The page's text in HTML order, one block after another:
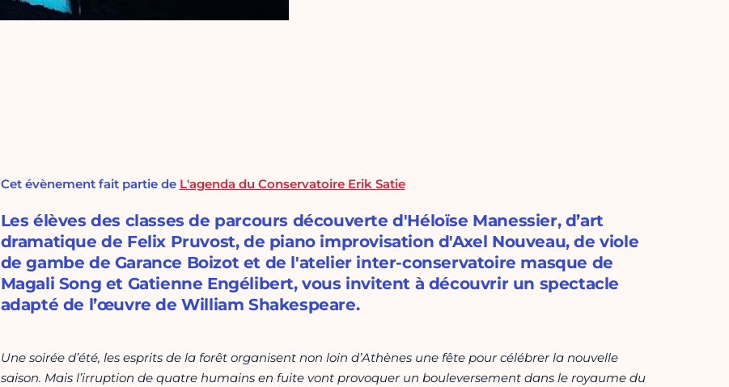
Cet évènement fait partie de L'agenda du Conservatoire Erik Satie
Les élèves des classes de parcours découverte d'Héloïse Manessier, d’art
dramatique de Felix Pruvost, de piano improvisation d'Axel Nouveau, de viole
de gambe de Garance Boizot et de l'atelier inter-conservatoire masque de
Magali Song et Gatienne Engélibert, vous invitent à découvrir un spectacle
adapté de l’œuvre de William Shakespeare.
Une soirée d’été, les esprits de la forêt organisent non loin d’Athènes une fête pour célébrer la nouvelle
saison. Mais l’irruption de quatre humains en fuite vont provoquer un bouleversement dans le royaume du